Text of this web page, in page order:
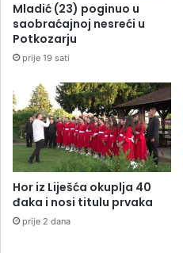
Mladić (23) poginuo u
saobraćajnoj nesreći u
Potkozarju
prije 19 sati
Hor iz Liješća okuplja 40
đaka i nosi titulu prvaka
prije 2 dana